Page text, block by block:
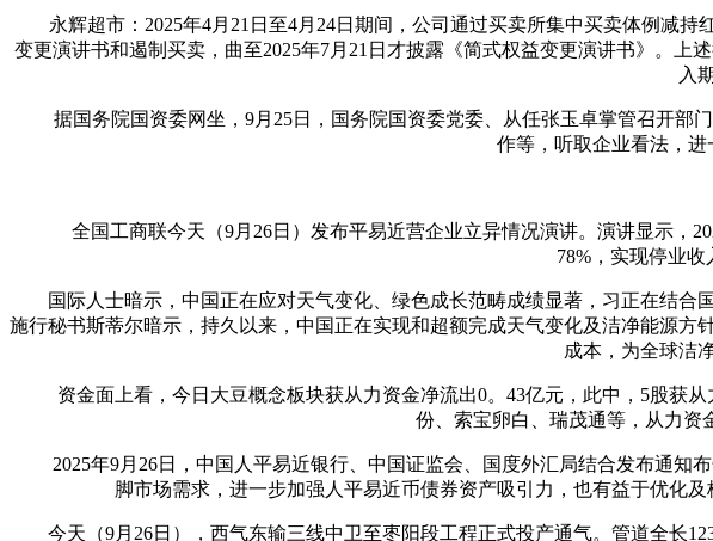
永辉超市：2025年4月21日至4月24日期间，公司通过买卖所集中买卖体例减持
变更演讲书和遏制买卖，曲至2025年7月21日才披露《简式权益变更演讲书》。
入
据国务院国资委网坐，9月25日，国务院国资委党委、从任张玉卓掌管召开部
作等，听取企业看法，进
全国工商联今天（9月26日）发布平易近营企业立异情况演讲。演讲显示，
78%，实现停业收
国际人士暗示，中国正在应对天气变化、绿色成长范畴成绩显著，习正在结合
施行秘书斯蒂尔暗示，持久以来，中国正在实现和超额完成天气变化及洁净能源
成本，为全球洁
资金面上看，今日大豆概念板块获从力资金净流出0。43亿元，此中，5股获从
份、索宝卵白、瑞茂通等，从力资
2025年9月26日，中国人平易近银行、中国证监会、国度外汇局结合发布通知
脚市场需求，进一步加强人平易近币债券资产吸引力，也有益于优化
今天（9月26日），西气东输三线中卫至枣阳段工程正式投产通气。管道全长